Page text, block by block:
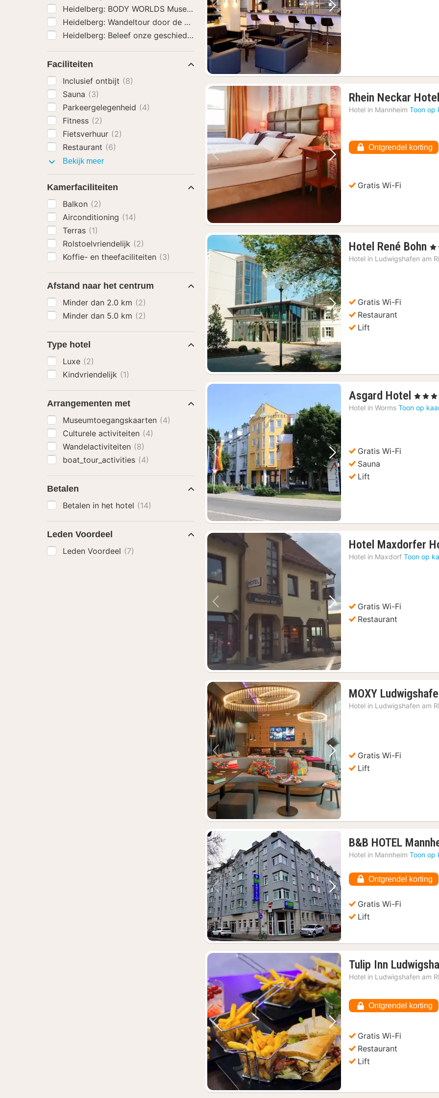
Vorige foto Volgende foto
Vorige foto Volgende foto
Rhein Neckar
Hotel in Mannheim Toon op
Ontgrendel korting
Gratis Wi-Fi
Vorige foto Volgende foto
Hotel René Bohn 1
, 4
Hotel in Ludwigshafen am
Gratis Wi-Fi
Restaurant
Lift
Vorige foto Volgende foto
Asgard Hotel 1
, 3 Sterren
Hotel in Worms Toon op
Gratis Wi-Fi
Sauna
Lift
Vorige foto Volgende foto
Hotel Maxdorfer
Hotel in Maxdorf Toon op
Gratis Wi-Fi
Restaurant
Vorige foto Volgende foto
MOXY
Hotel in Ludwigshafen am
Gratis Wi-Fi
Lift
Vorige foto Volgende foto
B&B HOTEL
Hotel in Mannheim Toon op
Ontgrendel korting
Gratis Wi-Fi
Lift
Vorige foto Volgende foto
Tulip Inn
Hotel in Ludwigshafen am
Ontgrendel korting
Gratis Wi-Fi
Restaurant
Lift
Heidelberg: BODY WORLDS Museum Toegangbewijs(4)
Heidelberg: Wandeltour door de oude binnenstad(4)
Heidelberg: Beleef onze geschiedenis 1,5 uur tour door het historische stadscentrum
Faciliteiten
Inclusief ontbijt (8)
Sauna (3)
Parkeergelegenheid (4)
Fitness (2)
Fietsverhuur (2)
Restaurant (6)
Bekijk meerFaciliteiten
Kamerfaciliteiten
Balkon (2)
Airconditioning (14)
Terras (1)
Rolstoelvriendelijk (2)
Koffie- en theefaciliteiten (3)
Afstand naar het centrum
Minder dan 2.0 km (2)
Minder dan 5.0 km (2)
Type hotel
Luxe (2)
Kindvriendelijk (1)
Arrangementen met
Museumtoegangskaarten (4)
Culturele activiteiten (4)
Wandelactiviteiten (8)
boat_tour_activities (4)
Betalen
Betalen in het hotel (14)
Leden Voordeel
Leden Voordeel (7)